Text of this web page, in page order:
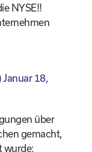
NYSE!!
Januar 18,
über
gemacht,
wurde: